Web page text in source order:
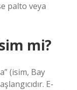
palto veya
mi?
(isim, Bay
E-